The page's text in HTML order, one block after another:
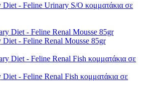
- Feline Urinary S/O κομματάκια σε
- Feline Renal Mousse 85gr
- Feline Renal Fish κομματάκια σε